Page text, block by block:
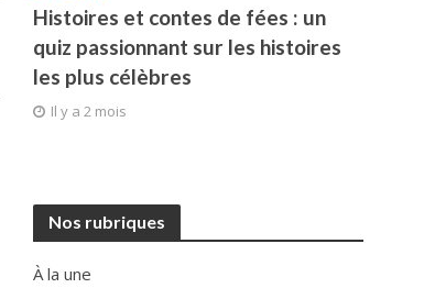
Histoires et contes de fées : un
quiz passionnant sur les histoires
les plus célèbres
Il y a 2 mois
Nos rubriques
À la une